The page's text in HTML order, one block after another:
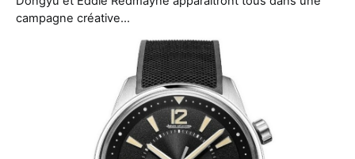
campagne créative…